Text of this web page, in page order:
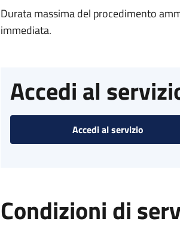
Durata massima del procedimento
immediata.
Accedi al
Accedi al servizio
Condizioni di